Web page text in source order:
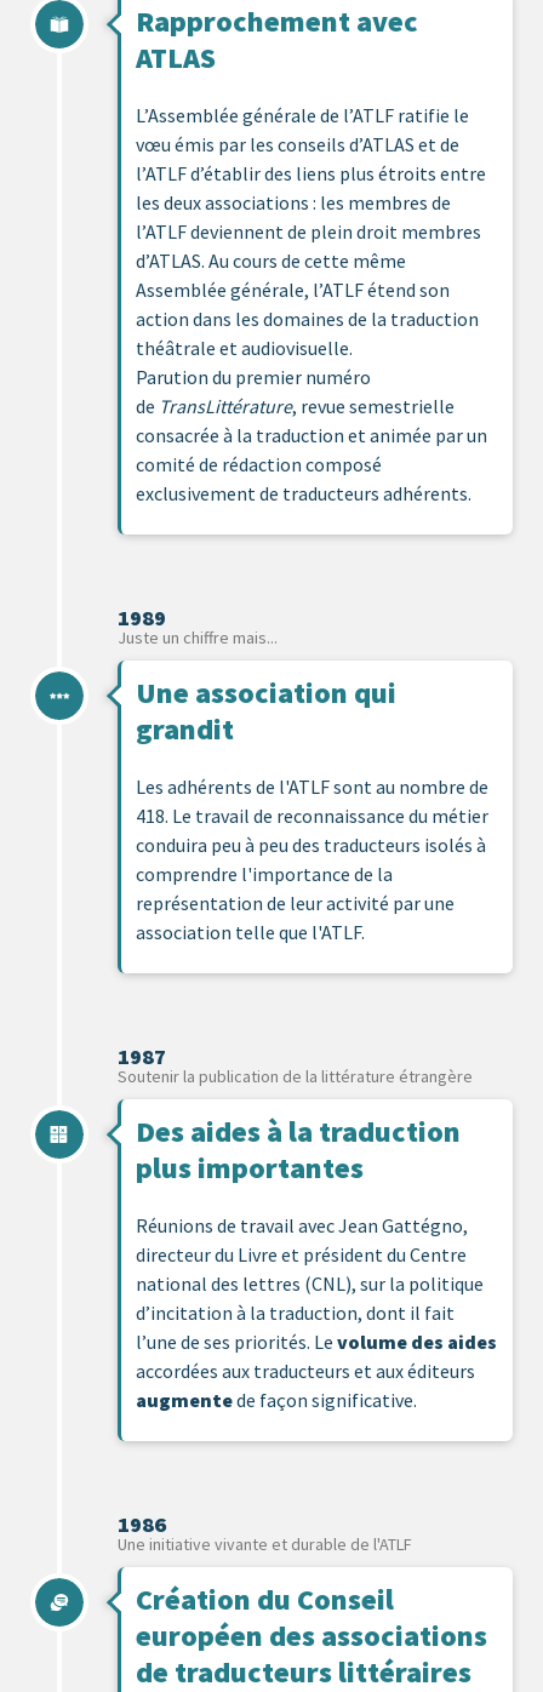
Rapprochement avec
ATLAS
L’Assemblée générale de l’ATLF ratifie le
vœu émis par les conseils d’ATLAS et de
l’ATLF d’établir des liens plus étroits entre
les deux associations : les membres de
l’ATLF deviennent de plein droit membres
d’ATLAS. Au cours de cette même
Assemblée générale, l’ATLF étend son
action dans les domaines de la traduction
théâtrale et audiovisuelle.
Parution du premier numéro
de TransLittérature, revue semestrielle
consacrée à la traduction et animée par un
comité de rédaction composé
exclusivement de traducteurs adhérents.
1989
Juste un chiffre mais...
Une association qui
grandit
Les adhérents de l'ATLF sont au nombre de
418. Le travail de reconnaissance du métier
conduira peu à peu des traducteurs isolés à
comprendre l'importance de la
représentation de leur activité par une
association telle que l'ATLF.
1987
Soutenir la publication de la littérature étrangère
Des aides à la traduction
plus importantes
Réunions de travail avec Jean Gattégno,
directeur du Livre et président du Centre
national des lettres (CNL), sur la politique
d’incitation à la traduction, dont il fait
l’une de ses priorités. Le volume des aides
accordées aux traducteurs et aux éditeurs
augmentede façon significative.
1986
Une initiative vivante et durable de l'ATLF
Création du Conseil
européen des associations
de traducteurs littéraires